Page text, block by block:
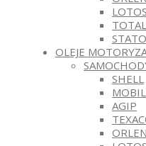
LOTOS
TOTAL
OLEJE
SHELL
MOBIL
AGIP
ORLEN